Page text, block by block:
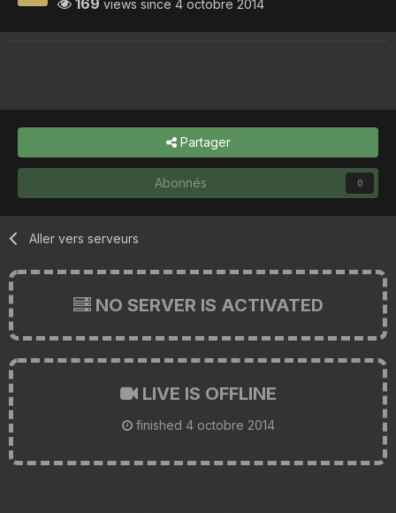
views since 4 octobre 2014
Partager
Abonnés 0
Aller vers serveurs
NO SERVER IS ACTIVATED
LIVE IS OFFLINE
finished 4 octobre 2014